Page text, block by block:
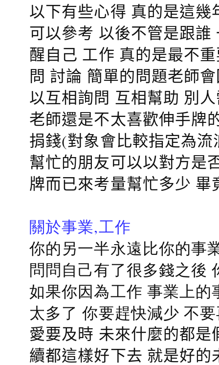
以下有些心得 真的是這
可以參考 以後不管是跟
醒自己 工作 真的是最不
問 討論 簡單的問題老師
以互相詢問 互相幫助 別
老師還是不太喜歡伸手牌
捐錢(對象會比較指定為
幫忙的朋友可以以對方是
牌而已來考量幫忙多少
關於事業,工作
你的另一半永遠比你的事
問問自己有了很多錢之後
如果你因為工作 事業上
太多了 你要趕快減少 不
愛要及時 未來什麼的都
續都這樣好下去 就是好的